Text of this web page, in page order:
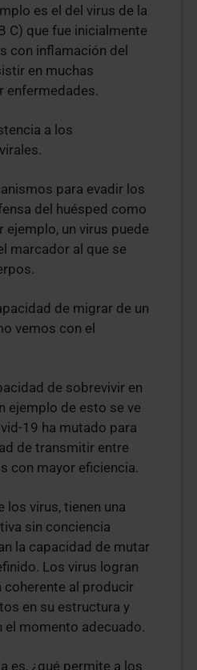
es el del virus de la
C) que fue inicialmente
con inflamación del
en muchas
enfermedades.
a los
para evadir los
del huésped como
ejemplo, un virus puede
marcador al que se
de migrar de un
vemos con el
de sobrevivir en
ejemplo de esto se ve
19 ha mutado para
de transmitir entre
con mayor eficiencia.
los virus, tienen una
sin conciencia
la capacidad de mutar
Los virus logran
coherente al producir
en su estructura y
momento adecuado.
es, ¿qué permite a los